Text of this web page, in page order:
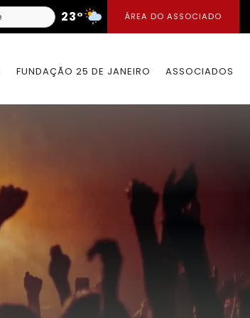
23° ÁREA DO ASSOCIADO
FUNDAÇÃO 25 DE JANEIRO ASSOCIADOS